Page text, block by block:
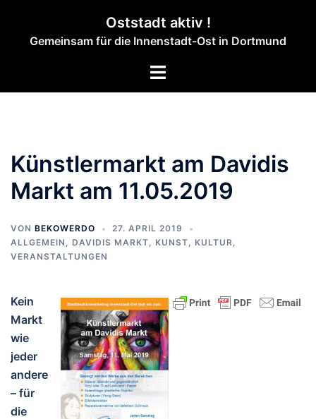
springen
Oststadt aktiv !
Gemeinsam für die Innenstadt-Ost in Dortmund
Menü
Künstlermarkt am Davidis
Markt am 11.05.2019
VON BEKOWERDO
27. APRIL 2019
ALLGEMEIN , DAVIDIS MARKT, KUNST, KULTUR,
VERANSTALTUNGEN
Kein
Markt
wie
jeder
andere
– für
die